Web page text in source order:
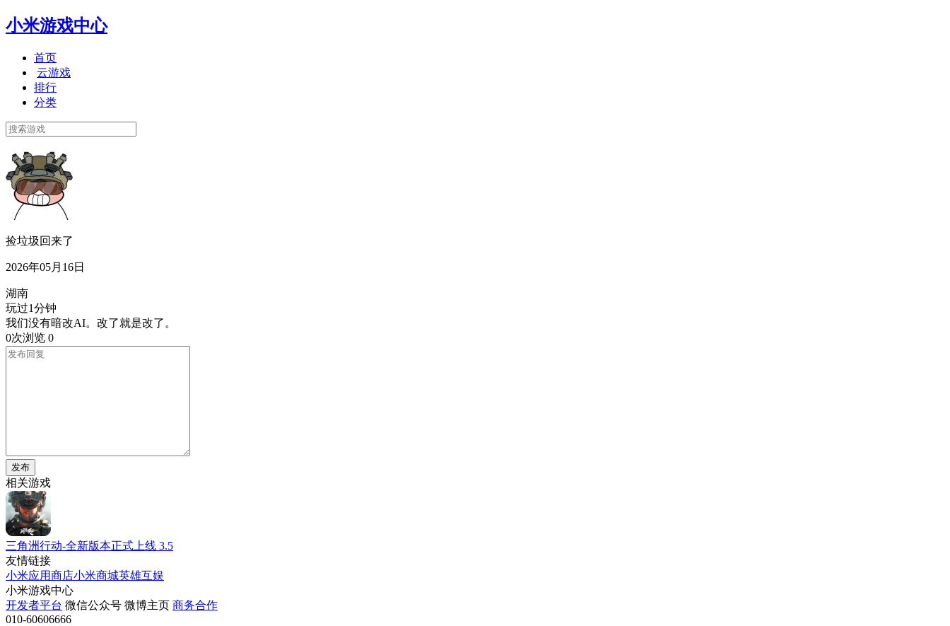
小米游戏中心
首页
云游戏
排行
分类
捡垃圾回来了
2026年05月16日
湖南
玩过1分钟
我们没有暗改AI。改了就是改了。
0次浏览 0
发布
相关游戏
三角洲行动-全新版本正式上线 3.5
友情链接
小米应用商店小米商城英雄互娱
小米游戏中心
开发者平台 微信公众号 微博主页 商务合作
010-60606666